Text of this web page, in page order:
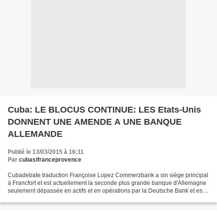
Cuba: LE BLOCUS CONTINUE: LES Etats-Unis
DONNENT UNE AMENDE A UNE BANQUE
ALLEMANDE
Publié le 13/03/2015 à 16:11
Par cubasifranceprovence
Cubadebate traduction Françoise Lopez Commerzbank a sin siège principal
à Francfort et est actuellement la seconde plus grande banque d'Allemagne
seulement dépassée en actifs et en opérations par la Deutsche Bank et est